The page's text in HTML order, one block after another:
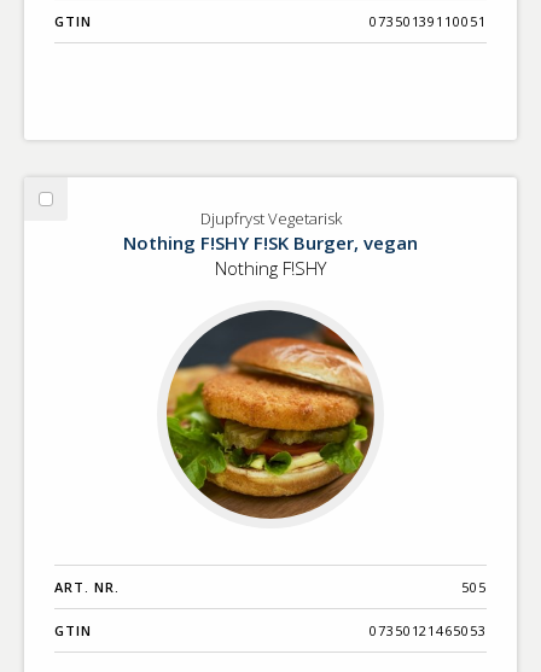
GTIN 07350139110051
Välj
Vegetarisk
Djupfryst Vegetarisk
Nothing F!SHY F!SK Burger, vegan
Nothing F!SHY
ART. NR. 505
GTIN 07350121465053